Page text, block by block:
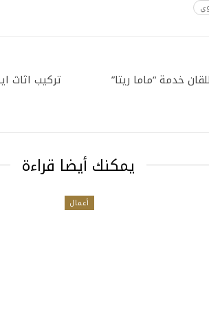
خدمة “ماما ريتا” تركيب اثاث
يمكنك أيضا قراءة
أعمال